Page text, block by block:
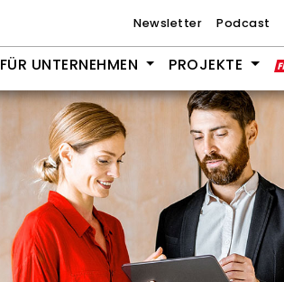
Newsletter Podcast
FÜR UNTERNEHMEN PROJEKTE